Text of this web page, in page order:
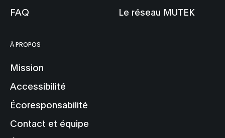
FAQ
Le réseau MUTEK
À PROPOS
Mission
Accessibilité
Écoresponsabilité
Contact et équipe